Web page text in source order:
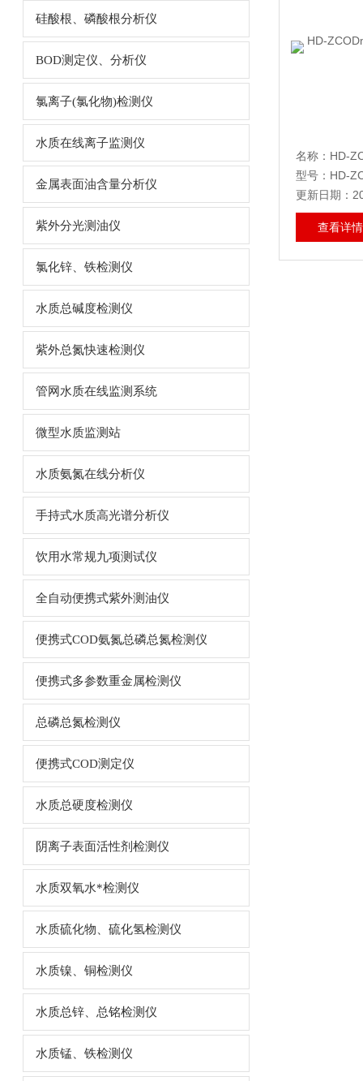
硅酸根、磷酸根分析仪
BOD测定仪、分析仪
氯离子(氯化物)检测仪
水质在线离子监测仪
金属表面油含量分析仪
紫外分光测油仪
氯化锌、铁检测仪
水质总碱度检测仪
紫外总氮快速检测仪
管网水质在线监测系统
微型水质监测站
水质氨氮在线分析仪
手持式水质高光谱分析仪
饮用水常规九项测试仪
全自动便携式紫外测油仪
便携式COD氨氮总磷总氮检测仪
便携式多参数重金属检测仪
总磷总氮检测仪
便携式COD测定仪
水质总硬度检测仪
阴离子表面活性剂检测仪
水质双氧水*检测仪
水质硫化物、硫化氢检测仪
水质镍、铜检测仪
水质总锌、总铭检测仪
水质锰、铁检测仪
型号：HD-
更新日期：
查看详情